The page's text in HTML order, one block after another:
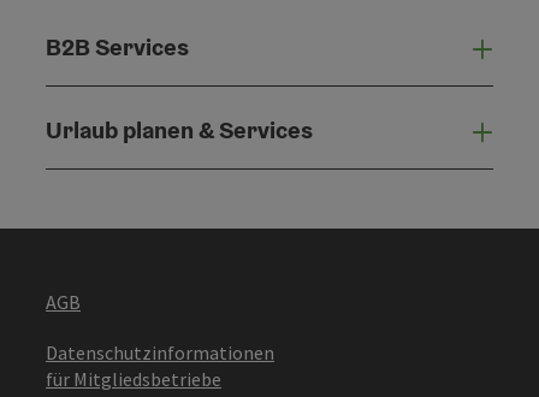
B2B Services
Urlaub planen & Services
AGB
Datenschutzinformationen
für Mitgliedsbetriebe